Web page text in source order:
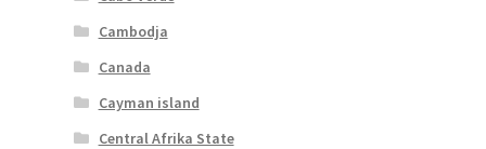
Cambodja
Canada
Cayman island
Central Afrika State